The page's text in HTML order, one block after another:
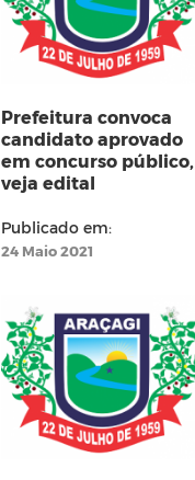
Prefeitura convoca
candidato aprovado
em concurso público,
veja edital
Publicado em:
24 Maio 2021